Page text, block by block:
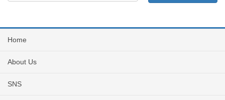
Home
About Us
SNS